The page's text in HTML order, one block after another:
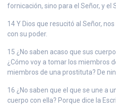
fornicación, sino para el Señor, y el
14 Y Dios que resucitó al Señor,
con su poder.
15 ¿No saben acaso que sus
¿Cómo voy a tomar los miembros
miembros de una prostituta? De
16 ¿No saben que el que se une a
cuerpo con ella? Porque dice la